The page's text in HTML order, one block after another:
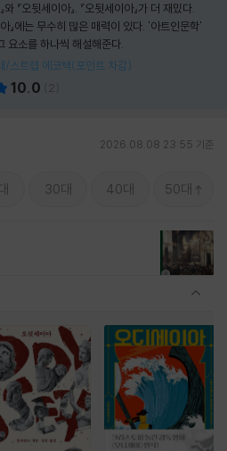
오뒷세이아』가 더 재밌다.
』에는 무수히 많은 매력이 있다. '아트인문학'
요소를 하나씩 해설해준다.
/스트랩 에코백(포인트 차감)
10.0 ( 2)
2026.08.08 23:55 기준
30대 40대 50대